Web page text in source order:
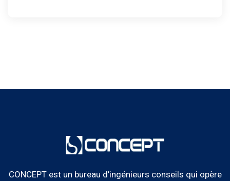
CONCEPT est un bureau d’ingénieurs conseils qui opère